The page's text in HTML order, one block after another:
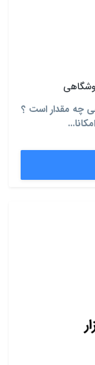
چه مقدار است ؟